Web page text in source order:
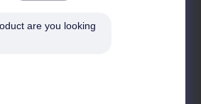
are you looking